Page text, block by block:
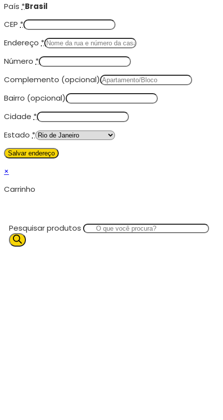
País *Brasil
CEP *
Endereço *
Número *
Complemento (opcional)
Bairro (opcional)
Cidade *
Estado *
×
Carrinho
Pesquisar produtos